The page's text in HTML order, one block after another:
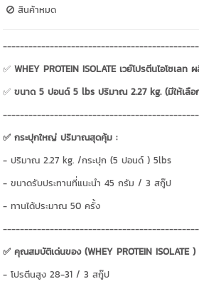
สินค้าหมด
✅WHEY PROTEIN ISOLATE เวย์โปรตีนไอโซเ
✅ ขนาด 5 ปอนด์ 5 lbs ปริมาณ 2.27 kg. (มีให้เลือ
✅ กระปุกใหญ่ ปริมาณสุดคุ้ม :
- ปริมาณ 2.27 kg. /กระปุก (5 ปอนด์ ) 5lbs
- ขนาดรับประทานที่แนะนำ 45 กรัม / 3 สกู๊ป
- ทานได้ประมาณ 50 ครั้ง
✅ คุณสมบัติเด่นของ (WHEY PROTEIN ISOLATE
- โปรตีนสูง 28-31 / 3 สกู๊ป